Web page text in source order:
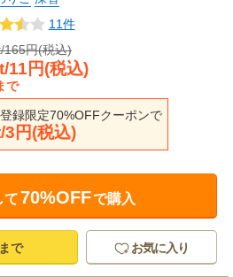
11件
165円(税込)
11円(税込)
で
録限定70%OFFクーポンで
3円(税込)
て70%OFFで購入
で お気に入り